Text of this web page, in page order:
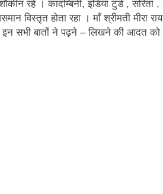
रहे । कादम्बिनी, इंडिया टुडे , सरिता ,
विस्तृत होता रहा । माँ श्रीमती मीरा राय
इन सभी बातों ने पढ़ने – लिखने की आदत को